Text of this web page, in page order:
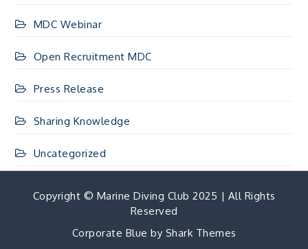
MDC Webinar
Open Recruitment MDC
Press Release
Sharing Knowledge
Uncategorized
Copyright © Marine Diving Club 2025 | All Rights
Reserved
Corporate Blue by Shark Themes